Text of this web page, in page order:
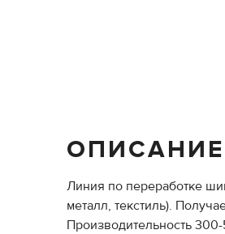
ОПИСАНИЕ
Линия по переработке
металл, текстиль).
Производительность